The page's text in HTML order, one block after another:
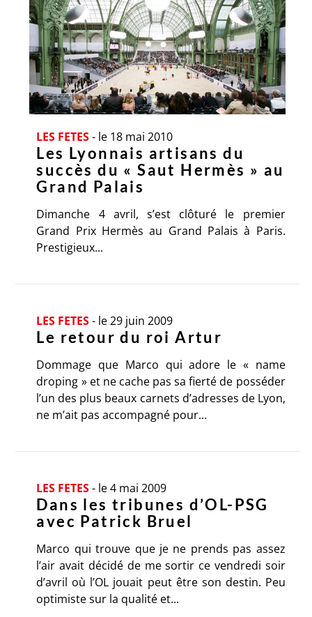
LES FETES- le 18 mai 2010
Les Lyonnais artisans du
succès du « Saut Hermès » au
Grand Palais
Dimanche 4 avril, s’est clôturé le premier
Grand Prix Hermès au Grand Palais à Paris.
Prestigieux...
LES FETES- le 29 juin 2009
Le retour du roi Artur
Dommage que Marco qui adore le « name
droping » et ne cache pas sa fierté de posséder
l’un des plus beaux carnets d’adresses de Lyon,
ne m’ait pas accompagné pour...
LES FETES- le 4 mai 2009
Dans les tribunes d’OL-PSG
avec Patrick Bruel
Marco qui trouve que je ne prends pas assez
l’air avait décidé de me sortir ce vendredi soir
d’avril où l’OL jouait peut être son destin. Peu
optimiste sur la qualité et...